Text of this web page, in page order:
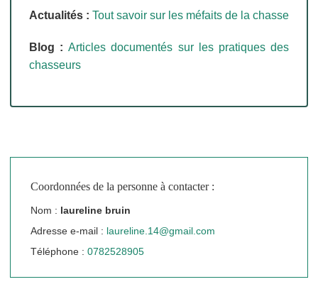
Actualités : Tout savoir sur les méfaits de la chasse
Blog :Articles documentés sur les pratiques des
chasseurs
Coordonnées de la personne à contacter :
Nom : laureline bruin
Adresse e-mail : laureline.14@gmail.com
Téléphone : 0782528905